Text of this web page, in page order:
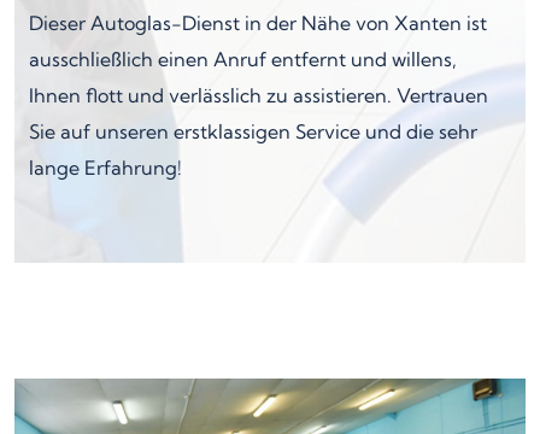
Dieser Autoglas-Dienst in der Nähe von Xanten ist
ausschließlich einen Anruf entfernt und willens,
Ihnen flott und verlässlich zu assistieren. Vertrauen
Sie auf unseren erstklassigen Service und die sehr
lange Erfahrung!